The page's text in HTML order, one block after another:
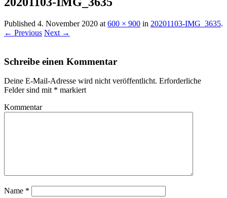
Published 4. November 2020 at 600 × 900 in 20201103-IMG_3635.
← Previous Next →
Schreibe einen Kommentar
Deine E-Mail-Adresse wird nicht veröffentlicht. Erforderliche
Felder sind mit * markiert
Kommentar
Name *